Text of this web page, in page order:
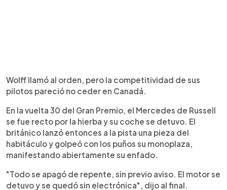
Wolff llamó al orden, pero la competitividad de sus
pilotos pareció no ceder en Canadá.
En la vuelta 30 del Gran Premio, el Mercedes de Russell
se fue recto por la hierba y su coche se detuvo. El
británico lanzó entonces a la pista una pieza del
habitáculo y golpeó con los puños su monoplaza,
manifestando abiertamente su enfado.
"Todo se apagó de repente, sin previo aviso. El motor se
detuvo y se quedó sin electrónica", dijo al final.